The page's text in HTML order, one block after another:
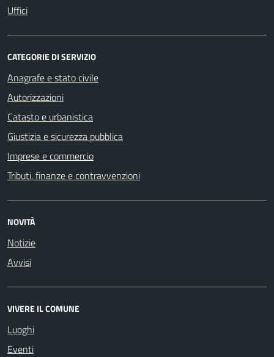
Uffici
CATEGORIE DI SERVIZIO
Anagrafe e stato civile
Autorizzazioni
Catasto e urbanistica
Giustizia e sicurezza pubblica
Imprese e commercio
Tributi, finanze e contravvenzioni
NOVITÀ
Notizie
Avvisi
VIVERE IL COMUNE
Luoghi
Eventi